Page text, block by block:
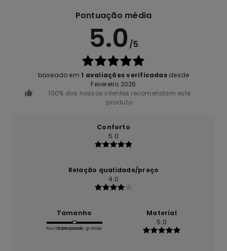
Pontuação média
5.0 /5
baseado em 1 avaliações verificadasdesde
Fevereiro 2026
100% dos nossos clientes recomendam este
produto
Conforto
5.0
Relação qualidade/preço
4.0
Tamanho
Muito pequeno
Demasiado grande
Material
5.0